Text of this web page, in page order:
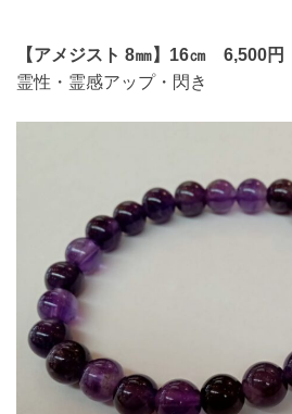
【アメジスト 8㎜】16㎝ 6,500円
霊性・霊感アップ・閃き